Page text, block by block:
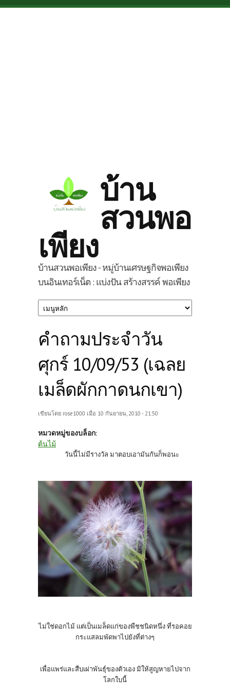
Skip to main content
บ้าน
สวนพอ
เพียง
บ้านสวนพอเพียง - หมู่บ้านเศรษฐกิจพอเพียง
บนอินเทอร์เน็ต : แบ่งปัน สร้างสรรค์ พอเพียง
คำถามประจำวัน
ศุกร์ 10/09/53 (เฉลย
เมล็ดผักกาดนกเขา)
เขียนโดย rose1000 เมื่อ 10 กันยายน, 2010 - 21:50
หมวดหมู่ของบล็อก:
ต้นไม้
วันนี้ไม่มีรางวัล มาตอบเอามันกันก็พอนะ
ไม่ใช่ดอกไม้ แต่เป็นเมล็ดแก่ของพืชชนิดหนึ่ง ที่รอคอย
กระแสลมพัดพาไปยังที่ต่างๆ
เพื่อแพร่และสืบเผ่าพันธุ์ของตัวเอง มิให้สูญหายไปจาก
โลกใบนี้